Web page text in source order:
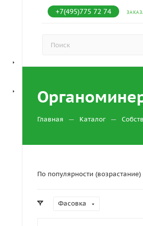
+7(495)775 72 74
Главная — Каталог —
По популярности (возрастание)
Фасовка